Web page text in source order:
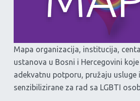
Mapa organizacija, institucija,
ustanova u Bosni i Hercegovini
adekvatnu potporu, pružaju usluge
senzibilizirane za rad sa LGBTI